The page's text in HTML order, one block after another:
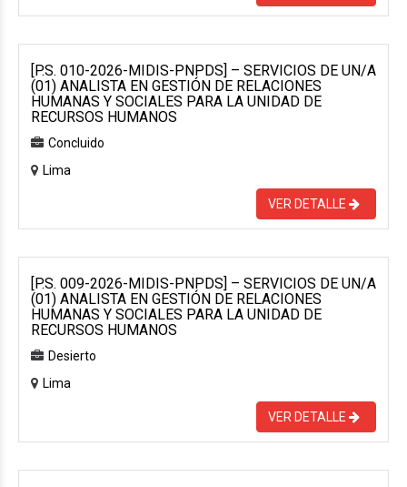
[P.S. 010-2026-MIDIS-PNPDS] – SERVICIOS DE UN/A
(01) ANALISTA EN GESTIÓN DE RELACIONES
HUMANAS Y SOCIALES PARA LA UNIDAD DE
RECURSOS HUMANOS
Concluido
Lima
VER DETALLE
[P.S. 009-2026-MIDIS-PNPDS] – SERVICIOS DE UN/A
(01) ANALISTA EN GESTIÓN DE RELACIONES
HUMANAS Y SOCIALES PARA LA UNIDAD DE
RECURSOS HUMANOS
Desierto
Lima
VER DETALLE